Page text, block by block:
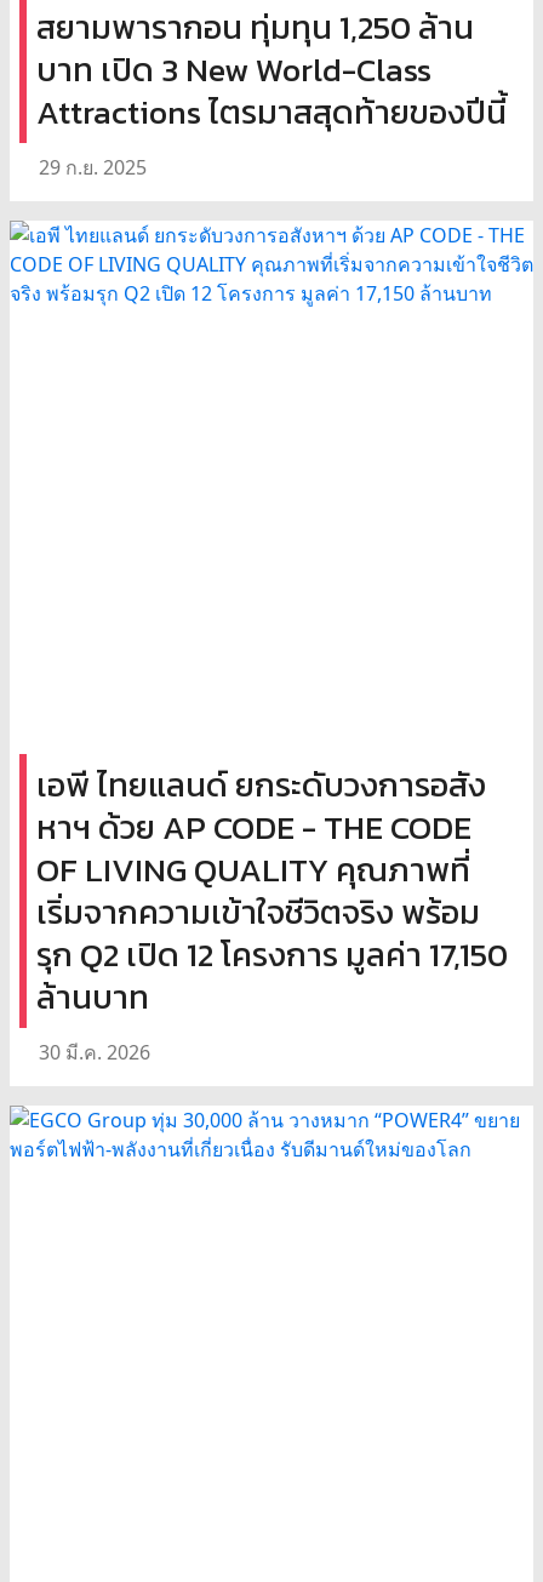
สยามพารากอน ทุ่มทุน 1,250 ล้าน
บาท เปิด 3 New World-Class
Attractions ไตรมาสสุดท้ายของปีนี้
29 ก.ย. 2025
เอพี ไทยแลนด์ ยกระดับวงการอสัง
หาฯ ด้วย AP CODE - THE CODE
OF LIVING QUALITY คุณภาพที่
เริ่มจากความเข้าใจชีวิตจริง พร้อม
รุก Q2 เปิด 12 โครงการ มูลค่า 17,150
ล้านบาท
30 มี.ค. 2026